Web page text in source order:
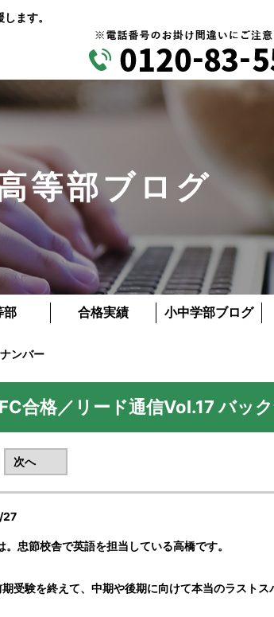
ます。
等部ブログ
部 合格実績 小中学部ブログ
ンバー
合格／リード通信Vol.17 バッ
次へ
。忠節校舎で英語を担当している高橋です。
受験を終えて、中期や後期に向けて本当のラストス